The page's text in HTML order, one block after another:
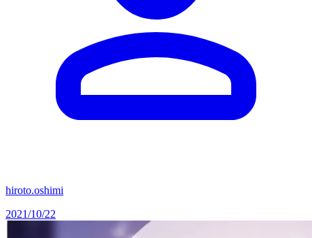
hiroto.oshimi
2021/10/22